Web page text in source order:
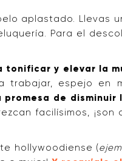
aplastado. Llevas
Para el
y elevar la
espejo en
promesa de disminuir
facilísimos, ¡son
hollywoodiense (